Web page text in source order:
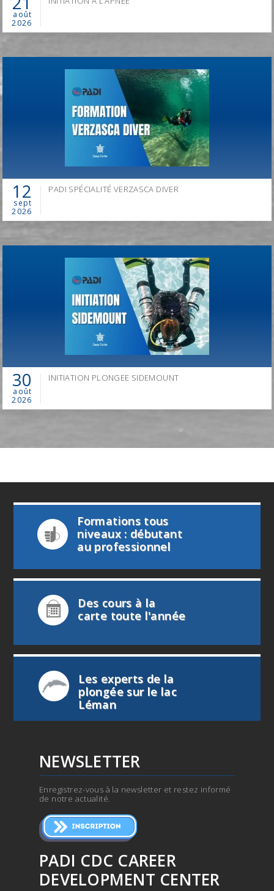
août
2026
12
sept
2026
PADI SPÉCIALITÉ VERZASCA DIVER
30
août
2026
INITIATION PLONGEE SIDEMOUNT
Formations tous
niveaux : débutant
au professionnel
Des cours à la
carte toute l'année
Les experts de la
plongée sur le lac
Léman
NEWSLETTER
Enregistrez-vous à la newsletter et restez informé
de notre actualité.
PADI CDC CAREER
DEVELOPMENT CENTER
DEVENEZ INSTRUCTEUR DE PLONGÉE PADI!